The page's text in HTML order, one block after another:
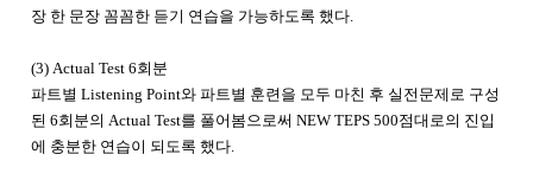
장 한 문장 꼼꼼한 듣기 연습을 가능하도록 했다.
(3) Actual Test 6회분
파트별 Listening Point와 파트별 훈련을 모두 마친 후 실전문제로 구성
된 6회분의 Actual Test를 풀어봄으로써 NEW TEPS 500점대로의 진입
에 충분한 연습이 되도록 했다.